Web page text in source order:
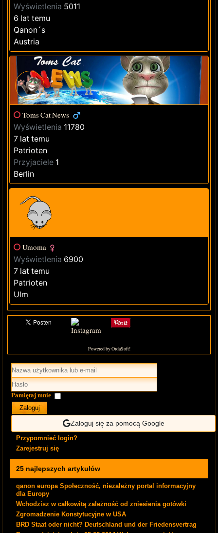
Wyświetlenia 5011
6 lat temu
Qanon´s
Austria
Toms Cat News
Wyświetlenia 11780
7 lat temu
Patrioten
Przyjaciele 1
Berlin
Umoma
Wyświetlenia 6900
7 lat temu
Patrioten
Ulm
Powered by OrdaSoft!
Pamiętaj mnie
Zaloguj
Zaloguj się za pomocą Google
Przypomnieć login?
Zarejestruj się
25 najlepszych artykułów
qanon europa Społeczność, niezależny portal informacyjny
dla Europy
Wchodzisz w całkowitą zależność od zniesienia gotówki
Zgromadzenie Konstytucyjne w USA
BRD Staat oder nicht? Deutschland und der Friedensvertrag